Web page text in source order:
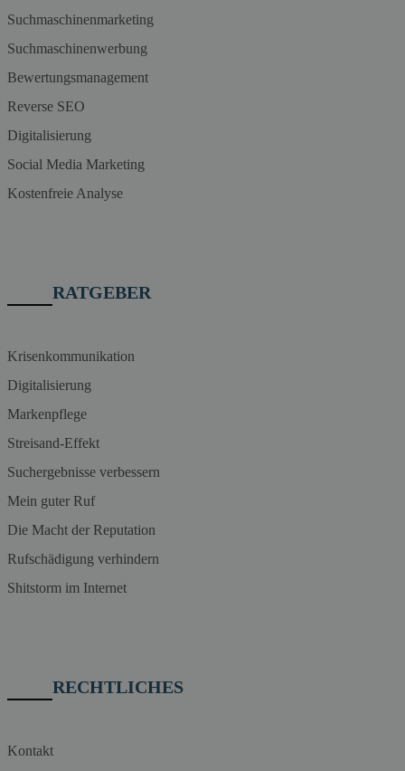
Suchmaschinenmarketing
Suchmaschinenwerbung
Bewertungsmanagement
Reverse SEO
Digitalisierung
Social Media Marketing
Kostenfreie Analyse
RATGEBER
Krisenkommunikation
Digitalisierung
Markenpflege
Streisand-Effekt
Suchergebnisse verbessern
Mein guter Ruf
Die Macht der Reputation
Rufschädigung verhindern
Shitstorm im Internet
RECHTLICHES
Kontakt